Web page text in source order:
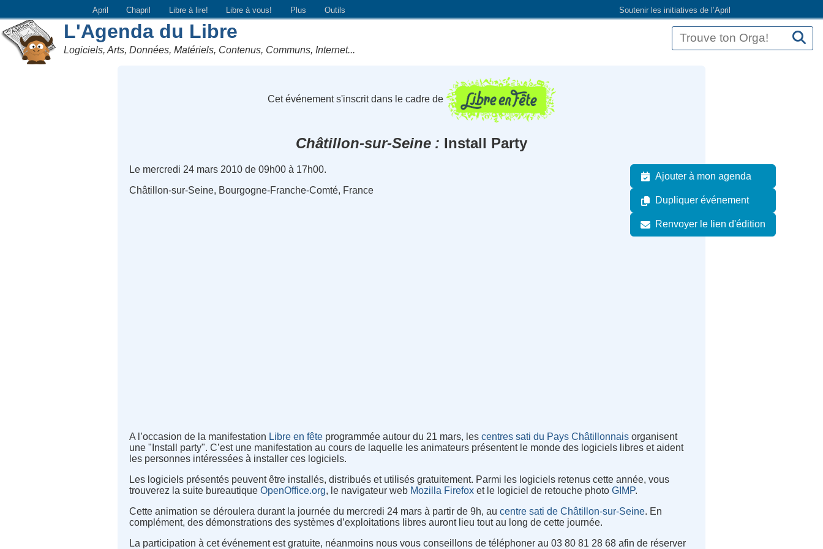
Soutenir les initiatives de l’April
April Chapril Libre à lire! Libre à vous! Plus Outils
L'Agenda du Libre
Logiciels, Arts, Données, Matériels, Contenus, Communs, Internet...
Cet événement s'inscrit dans le cadre de
Châtillon-sur-Seine Install Party
Ajouter à mon agenda
Dupliquer événement
Renvoyer le lien d'édition
Le mercredi 24 mars 2010 de 09h00 à 17h00.
Châtillon-sur-Seine, Bourgogne-Franche-Comté, France
A l’occasion de la manifestation Libre en fête programmée autour du 21 mars, lescentres sati du Pays Châtillonnais organisent
une "Install party". C’est une manifestation au cours de laquelle les animateurs présentent le monde des logiciels libres et aident
les personnes intéressées à installer ces logiciels.
Les logiciels présentés peuvent être installés, distribués et utilisés gratuitement. Parmi les logiciels retenus cette année, vous
trouverez la suite bureautiqueOpenOffice.org, le navigateur web Mozilla Firefox et le logiciel de retouche photoGIMP.
Cette animation se déroulera durant la journée du mercredi 24 mars à partir de 9h, aucentre sati de Châtillon-sur-Seine. En
complément, des démonstrations des systèmes d’exploitations libres auront lieu tout au long de cette journée.
La participation à cet événement est gratuite, néanmoins nous vous conseillons de téléphoner au 03 80 81 28 68 afin de réserver